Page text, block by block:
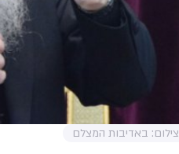
צילום: באדיבות המצלם